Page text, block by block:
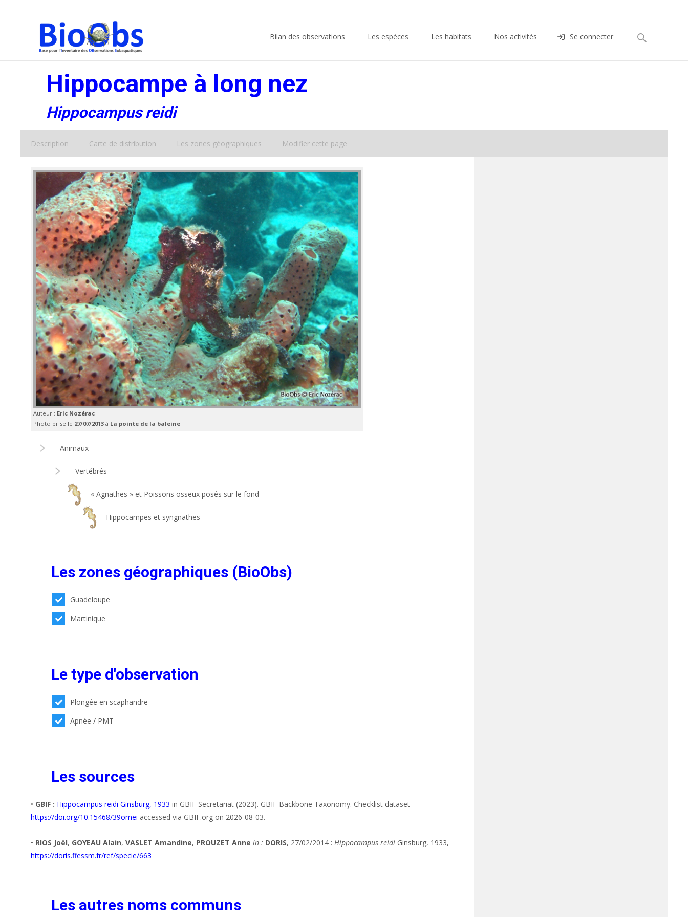
Bilan des observations Les espèces Les habitats Nos activités Se connecter Rechercher :
Hippocampe à long nez
Hippocampus reidi
Description Carte de distribution Les zones géographiques Modifier cette page
Auteur : Eric Nozérac
Photo prise le 27/07/2013 à La pointe de la baleine
Animaux
Vertébrés
« Agnathes » et Poissons osseux posés sur le fond
Hippocampes et syngnathes
Les zones géographiques (BioObs)
Guadeloupe
Martinique
Le type d'observation
Plongée en scaphandre
Apnée / PMT
Les sources
• GBIF : Hippocampus reidi Ginsburg, 1933 in GBIF Secretariat (2023). GBIF Backbone Taxonomy. Checklist dataset
https://doi.org/10.15468/39omei accessed via GBIF.org on 2026-08-03.
• RIOS Joël, GOYEAU Alain, VASLET Amandine, PROUZET Anne in : DORIS, 27/02/2014 : Hippocampus reidi Ginsburg, 1933,
https://doris.ffessm.fr/ref/specie/663
Les autres noms communs